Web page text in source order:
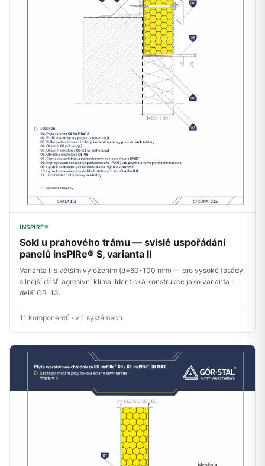
INSPIRE®
Sokl u prahového trámu — svislé uspořádání
panelů insPIRe® S, varianta II
Varianta II s větším vyložením (d=60-100 mm) — pro vysoké fasády,
silnější déšť, agresivní klima. Identická konstrukce jako varianta I,
delší OB-13.
11 komponentů · v 1 systémech